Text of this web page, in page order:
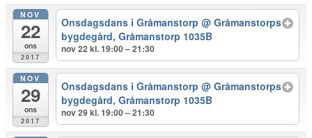
NOV
22
ons
2017
Onsdagsdans i Gråmanstorp@ Gråmanstorps
bygdegård, Gråmanstorp 1035B
nov 22 kl. 19:00 – 21:30
NOV
29
ons
2017
Onsdagsdans i Gråmanstorp@ Gråmanstorps
bygdegård, Gråmanstorp 1035B
nov 29 kl. 19:00 – 21:30